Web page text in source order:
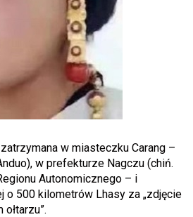
w miasteczku Carang –
w prefekturze Nagczu (chiń.
Autonomicznego – i
o 500 kilometrów Lhasy za „zdjęcie